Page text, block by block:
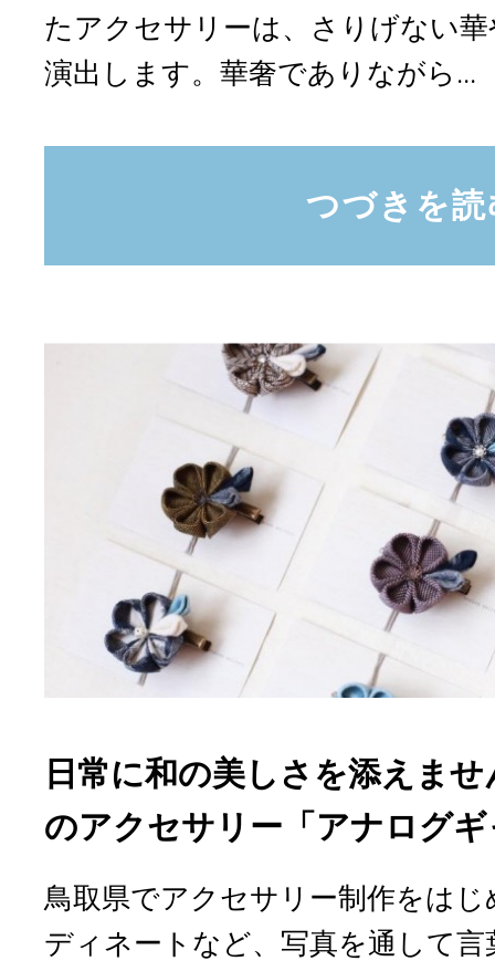
たアクセサリーは、さりげない
演出します。華奢でありながら...
つづきを読
日常に和の美しさを添えま
のアクセサリー「アナログ
鳥取県でアクセサリー制作をは
ディネートなど、写真を通して